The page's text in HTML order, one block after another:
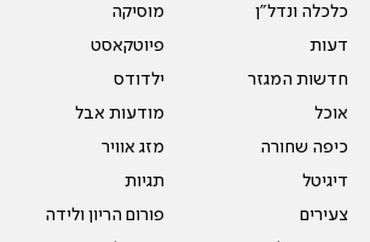
כלכלה ונדל"ן
דעות
חדשות המגזר
אוכל
כיפה שחורה
דיגיטל
צעירים
מוסיקה
פיוטקאסט
ילדודס
מודעות אבל
מזג אוויר
תגיות
פורום הריון ולידה